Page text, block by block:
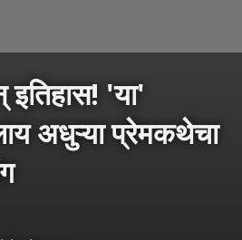
'या'
अधुऱ्या प्रेमकथेचा